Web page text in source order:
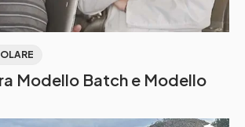
Modello Batch e Modello